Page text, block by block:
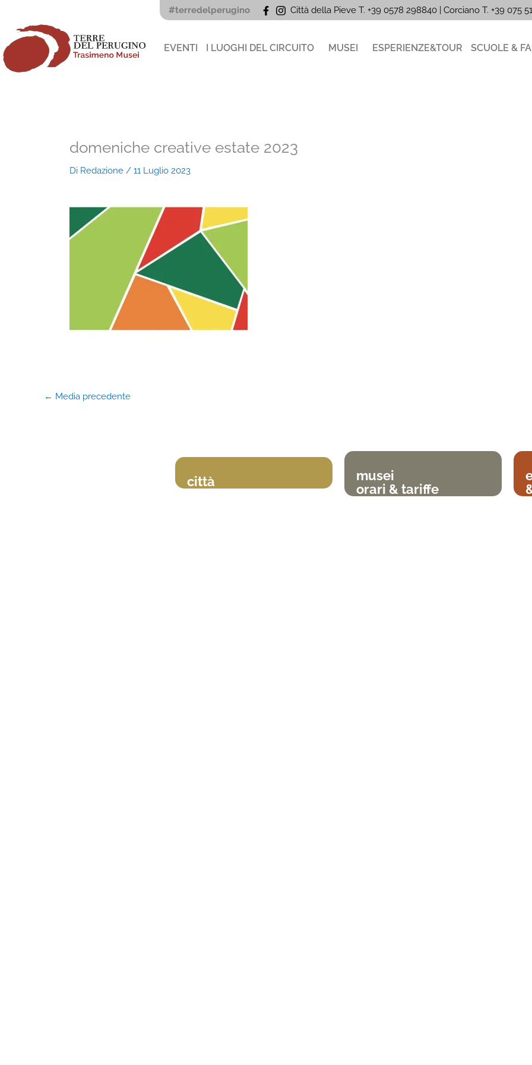
contenuto
#terredelperugino Città della Pieve T. +39 0578 298840 | Corciano T. +39 075
EVENTI I LUOGHI DEL CIRCUITO MUSEI ESPERIENZE&TOUR SCUOLE &
domeniche creative estate 2023
Di Redazione / 11 Luglio 2023
← Media precedente
città
musei
orari & tariffe